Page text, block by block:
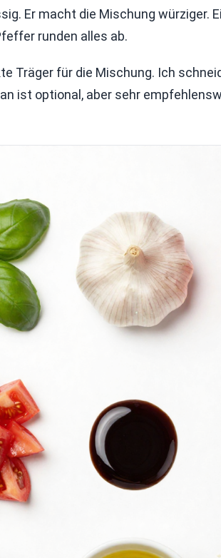
Er macht die Mischung würziger.
runden alles ab.
Träger für die Mischung. Ich
ist optional, aber sehr